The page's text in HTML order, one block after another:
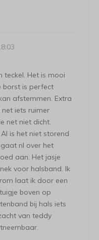
teckel. Het is mooi
borst is perfect
afstemmen. Extra
iets ruimer
net niet dicht.
is het niet storend
nl over het
aan. Het jasje
voor halsband. Ik
laat ik door een
boven op
bij hals iets
van teddy